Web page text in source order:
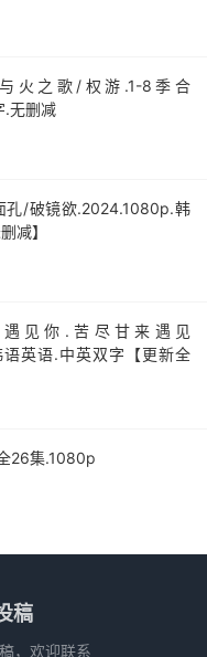
火之歌/权游.1-8季合
.无删减
孔/破镜欲.2024.1080p.韩
减】
见你.苦尽甘来遇见
英语.中英双字【更新全
26集.1080p
稿
，欢迎联系